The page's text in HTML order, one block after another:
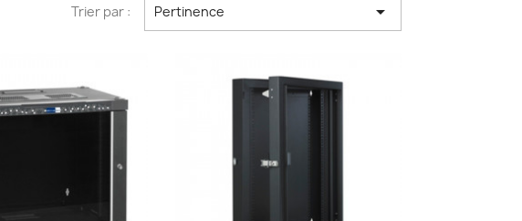
Trier par : Pertinence 